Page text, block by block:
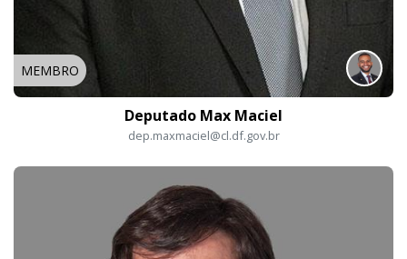
MEMBRO
Deputado Max Maciel
dep.maxmaciel@cl.df.gov.br